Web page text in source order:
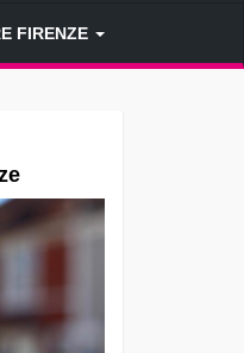
FIRENZE